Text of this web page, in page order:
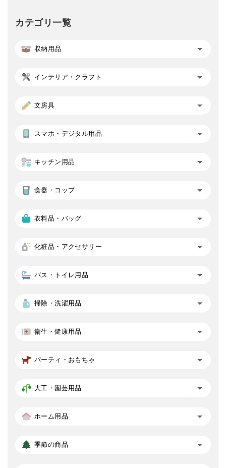
カテゴリ一覧
収納用品
インテリア・クラフト
文房具
スマホ・デジタル用品
キッチン用品
食器・コップ
衣料品・バッグ
化粧品・アクセサリー
バス・トイレ用品
掃除・洗濯用品
衛生・健康用品
パーティ・おもちゃ
大工・園芸用品
ホーム用品
季節の商品